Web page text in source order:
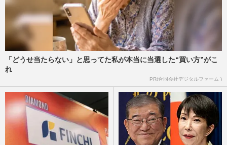
「どうせ当たらない」と思ってた私が本当に当選した“買い方”がこ
れ
PR(合同会社デジタルファーム )